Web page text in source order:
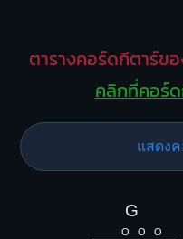
ตารางคอร์ดกีตาร์ข
คลิกที่คอร์
แสดง
G
O O O